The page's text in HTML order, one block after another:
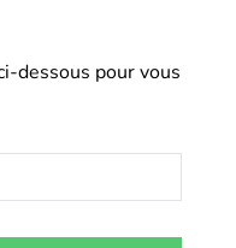
dessous pour vous